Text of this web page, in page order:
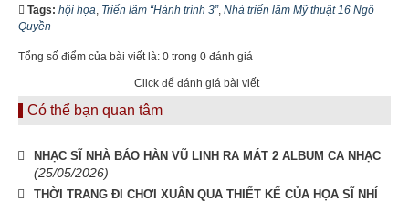
Tags: hội họa Triển lãm “Hành trình 3”, Nhà triển lãm Mỹ thuật 16 Ngô
Quyền
Tổng số điểm của bài viết là: 0 trong 0 đánh giá
Click để đánh giá bài viết
Có thể bạn quan tâm
NHẠC SĨ NHÀ BÁO HÀN VŨ LINH RA MÁT 2 ALBUM CA NHẠC
(25/05/2026)
THỜI TRANG ĐI CHƠI XUÂN QUA THIẾT KẾ CỦA HỌA SĨ NHÍ